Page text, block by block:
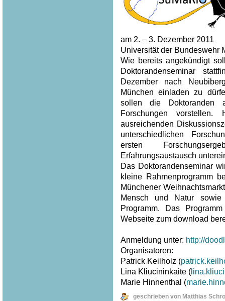
am 2. – 3. Dezember 2011
Universität der Bundeswehr
Wie bereits angekündigt
Doktorandenseminar
Dezember nach
München einladen zu
sollen die Doktoranden
Forschungen
ausreichenden
unterschiedlichen
ersten
Erfahrungsaustausch
Das Doktorandenseminar
kleine Rahmenprogramm
Münchener
Mensch und Natur
Programm. Das
Webseite zum download
Anmeldung unter: http://
Organisatoren:
Patrick Keilholz (
Lina Kliucininkaite (
Marie Hinnenthal (
geschrieben von Matthias